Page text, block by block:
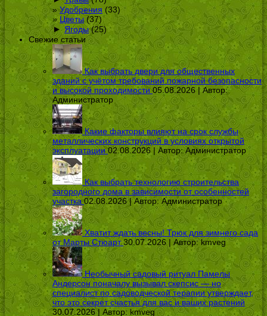
Удобрения (33)
Цветы(37)
► Ягоды(25)
Свежие статьи
Как выбрать двери для общественных
зданий с учётом требований пожарной безопасности
и высокой проходимости 05.08.2026 | Автор:
Администратор
Какие факторы влияют на срок службы
металлических конструкций в условиях открытой
эксплуатации 02.08.2026 | Автор:Администратор
Как выбрать технологию строительства
загородного дома в зависимости от особенностей
участка 02.08.2026 | Автор: Администратор
Хватит ждать весны! Трюк для зимнего сада
от Марты Стюарт 30.07.2026 | Автор:kmveg
Необычный садовый ритуал Памелы
Андерсон поначалу вызывал скепсис — но
специалист по садоводческой терапии утверждает,
что это секрет счастья для вас и ваших растений
30.07.2026 | Автор: kmveg